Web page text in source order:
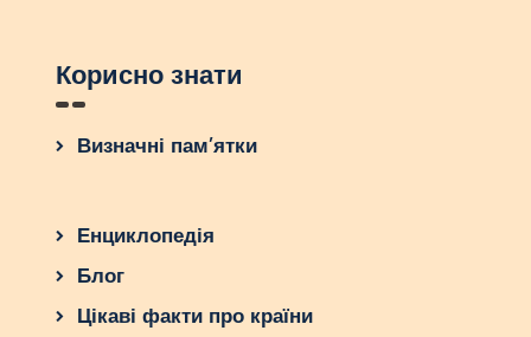
Корисно знати
Визначні пам’ятки
Енциклопедія
Блог
Цікаві факти про країни